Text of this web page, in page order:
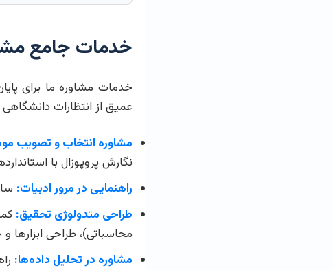
خدمات جامع
خدمات مشاوره ما برای
عمیق از انتظارات
مشاوره انتخاب و تصویب
نگارش پروپوزال با
راهنمایی در مرور ادبیات:
طراحی متدولوژی تحقیق:
محاسباتی)، طراحی ابزارها
مشاوره در تحلیل داده‌ها: